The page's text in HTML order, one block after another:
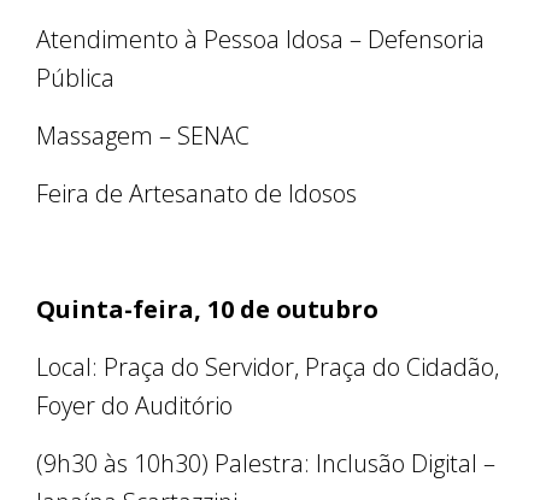
Atendimento à Pessoa Idosa – Defensoria
Pública
Massagem – SENAC
Feira de Artesanato de Idosos
Quinta-feira, 10 de outubro
Local: Praça do Servidor, Praça do Cidadão,
Foyer do Auditório
(9h30 às 10h30) Palestra: Inclusão Digital –